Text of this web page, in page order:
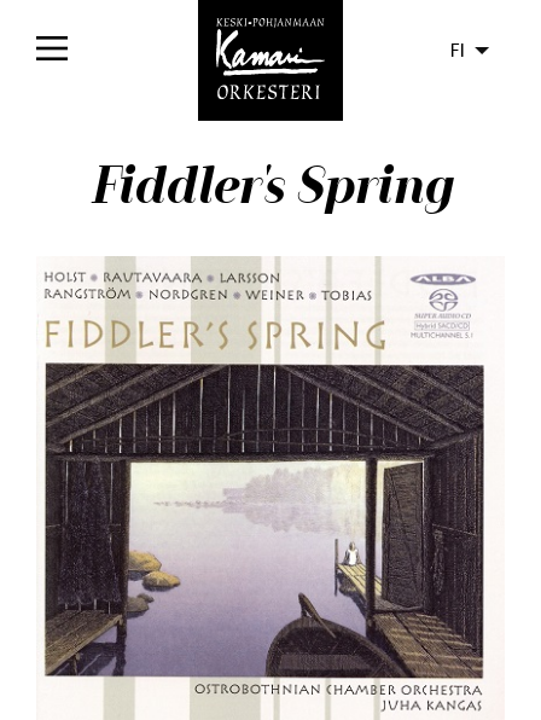
Konsertit
Orkesteri
Levyt
Ajankohtaista
Media
Yhteys
FI
Fiddler's Spring